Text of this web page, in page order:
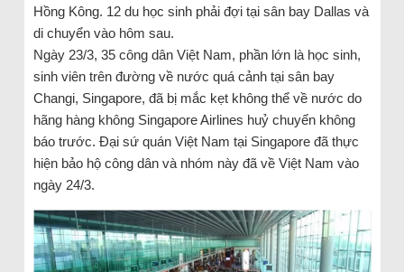
Hồng Kông. 12 du học sinh phải đợi tại sân bay Dallas và
di chuyển vào hôm sau.
Ngày 23/3, 35 công dân Việt Nam, phần lớn là học sinh,
sinh viên trên đường về nước quá cảnh tại sân bay
Changi, Singapore, đã bị mắc kẹt không thể về nước do
hãng hàng không Singapore Airlines huỷ chuyến không
báo trước. Đại sứ quán Việt Nam tại Singapore đã thực
hiện bảo hộ công dân và nhóm này đã về Việt Nam vào
ngày 24/3.